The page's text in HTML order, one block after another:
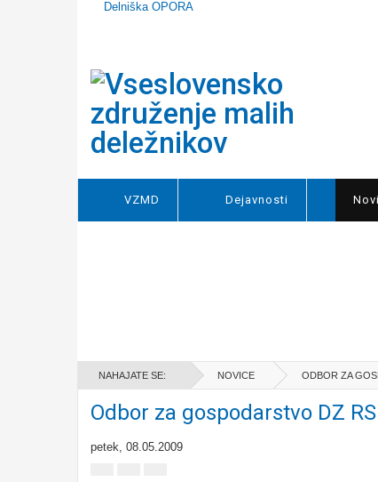
Delniška OPORA
VZMD Dejavnosti
NAHAJATE SE: NOVICE ODBOR ZA
Odbor za gospodarstvo DZ
petek, 08.05.2009